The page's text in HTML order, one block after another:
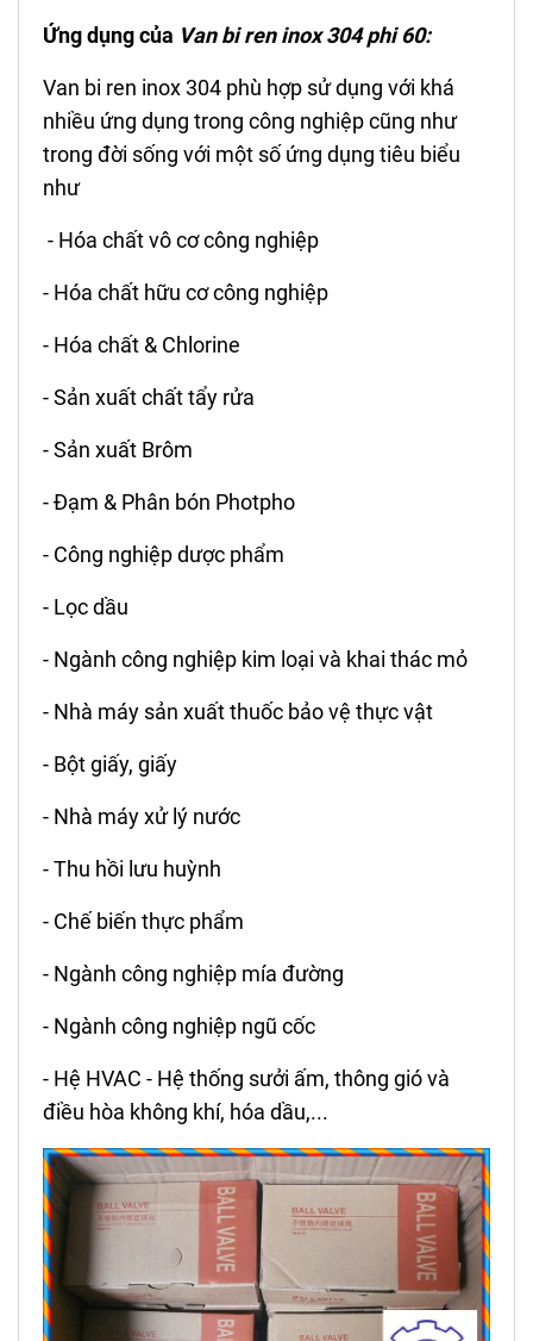
Ứng dụng của Van bi ren inox 304 phi 60:
Van bi ren inox 304 phù hợp sử dụng với khá
nhiều ứng dụng trong công nghiệp cũng như
trong đời sống với một số ứng dụng tiêu biểu
như
- Hóa chất vô cơ công nghiệp
- Hóa chất hữu cơ công nghiệp
- Hóa chất & Chlorine
- Sản xuất chất tẩy rửa
- Sản xuất Brôm
- Đạm & Phân bón Photpho
- Công nghiệp dược phẩm
- Lọc dầu
- Ngành công nghiệp kim loại và khai thác mỏ
- Nhà máy sản xuất thuốc bảo vệ thực vật
- Bột giấy, giấy
- Nhà máy xử lý nước
- Thu hồi lưu huỳnh
- Chế biến thực phẩm
- Ngành công nghiệp mía đường
- Ngành công nghiệp ngũ cốc
- Hệ HVAC - Hệ thống sưởi ấm, thông gió và
điều hòa không khí, hóa dầu,...